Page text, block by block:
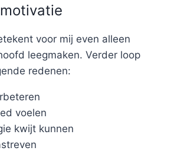
voor mij even alleen
leegmaken. Verder loop
redenen:
voelen
kwijt kunnen